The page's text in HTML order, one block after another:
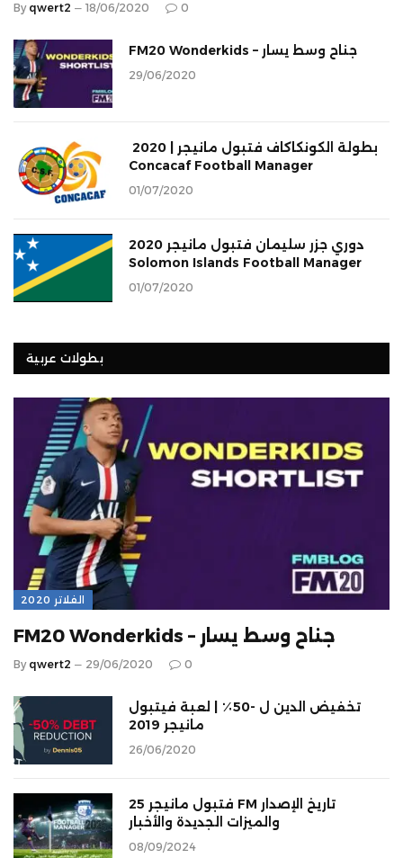
By qwert2 18/06/2020 0
FM20 Wonderkids – جناح وسط يسار
29/06/2020
Concacaf Football Manager
01/07/2020
دوري جزر سليمان فتبول مانيجر 2020
Solomon Islands Football Manager
01/07/2020
بطولات عربية
الفلاتر 2020
FM20 Wonderkids – جناح وسط يسار
By qwert2 29/06/2020 0
تخفيض الدين ل -50٪ | لعبة فيتبول
مانيجر 2019
26/06/2020
فتبول مانيجر 25 FM تاريخ الإصدار
والميزات الجديدة والأخبار
08/09/2024